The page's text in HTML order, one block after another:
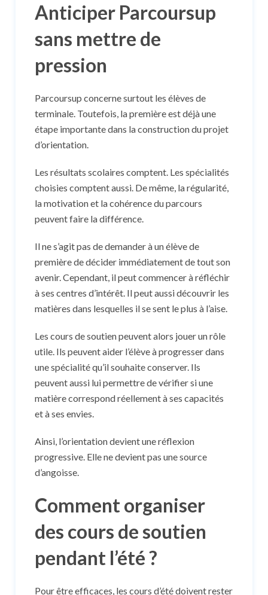
Anticiper Parcoursup
sans mettre de
pression
Parcoursup concerne surtout les élèves de
terminale. Toutefois, la première est déjà une
étape importante dans la construction du projet
d’orientation.
Les résultats scolaires comptent. Les spécialités
choisies comptent aussi. De même, la régularité,
la motivation et la cohérence du parcours
peuvent faire la différence.
Il ne s’agit pas de demander à un élève de
première de décider immédiatement de tout son
avenir. Cependant, il peut commencer à réfléchir
à ses centres d’intérêt. Il peut aussi découvrir les
matières dans lesquelles il se sent le plus à l’aise.
Les cours de soutien peuvent alors jouer un rôle
utile. Ils peuvent aider l’élève à progresser dans
une spécialité qu’il souhaite conserver. Ils
peuvent aussi lui permettre de vérifier si une
matière correspond réellement à ses capacités
et à ses envies.
Ainsi, l’orientation devient une réflexion
progressive. Elle ne devient pas une source
d’angoisse.
Comment organiser
des cours de soutien
pendant l’été ?
Pour être efficaces, les cours d’été doivent rester